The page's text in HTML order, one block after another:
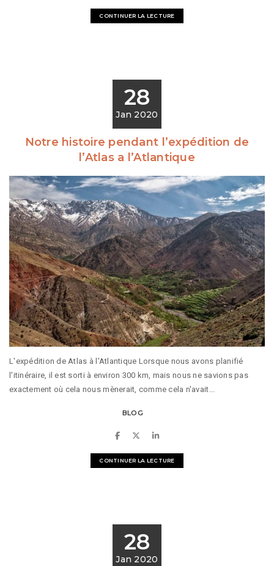
CONTINUER LA LECTURE
28
Jan 2020
Notre histoire pendant l’expédition de
l’Atlas a l’Atlantique
L'expédition de Atlas à l'Atlantique Lorsque nous avons planifié
l'itinéraire, il est sorti à environ 300 km, mais nous ne savions pas
exactement où cela nous mènerait, comme cela n'avait...
BLOG
CONTINUER LA LECTURE
28
Jan 2020